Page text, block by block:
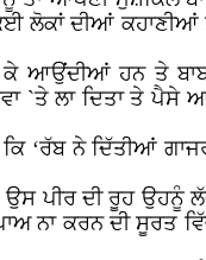
ਲੋਕਾਂ ਦੀਆਂ
ਹਨ ਤੇ ਬਾਬਾ
`ਤੇ ਲਾ ਦਿਤਾ ਤੇ ਪੈਸੇ
‘ਰੱਬ ਨੇ ਦਿੱਤੀਆਂ
ਪੀਰ ਦੀ ਰੂਹ ਉਹਨੂੰ
ਨਾ ਕਰਨ ਦੀ ਸੂਰਤ